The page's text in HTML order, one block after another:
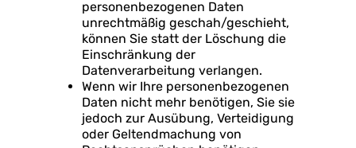
personenbezogenen Daten
unrechtmäßig geschah/geschieht,
können Sie statt der Löschung die
Einschränkung der
Datenverarbeitung verlangen.
Wenn wir Ihre personenbezogenen
Daten nicht mehr benötigen, Sie sie
jedoch zur Ausübung, Verteidigung
oder Geltendmachung von